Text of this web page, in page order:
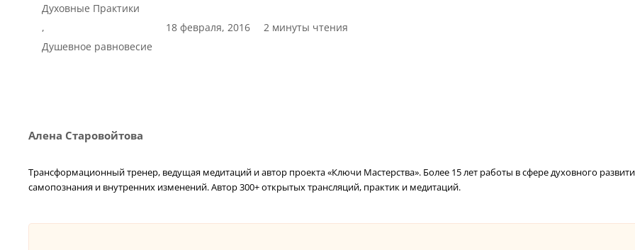
Духовные Практики
,
Душевное равновесие
18 февраля, 2016 2 минуты чтения
Алена Старовойтова
Трансформационный тренер, ведущая медитаций и автор проекта «Ключи Мастерства». Более 15 лет работы в сфере духовного
самопознания и внутренних изменений. Автор 300+ открытых трансляций, практик и медитаций.